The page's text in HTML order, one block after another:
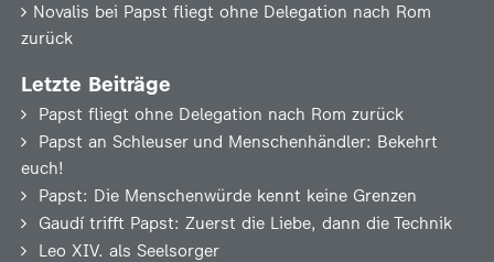
Novalis bei Papst fliegt ohne Delegation nach Rom
zurück
Letzte Beiträge
Papst fliegt ohne Delegation nach Rom zurück
Papst an Schleuser und Menschenhändler: Bekehrt
euch!
Papst: Die Menschenwürde kennt keine Grenzen
Gaudí trifft Papst: Zuerst die Liebe, dann die Technik
Leo XIV. als Seelsorger